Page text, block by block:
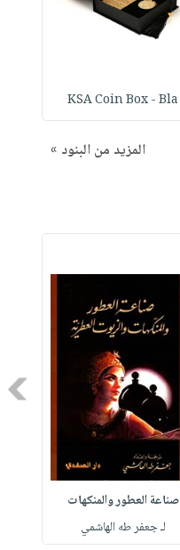
KSA Coin Box - Bla
المزيد من البنود »
صناعة العطور والمنكهات
لـ جعفر طه الهاشمي